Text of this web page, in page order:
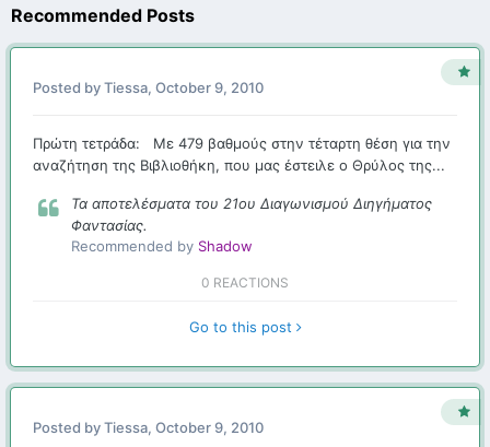
Recommended Posts
Posted byTiessa, October 9, 2010
Πρώτη τετράδα: Με 479 βαθμούς στην τέταρτη θέση για την
αναζήτηση της Βιβλιοθήκη, που μας έστειλε ο Θρύλος της...
Τα αποτελέσματα του 21ου Διαγωνισμού Διηγήματος
Φαντασίας.
Recommended by Shadow
0 REACTIONS
Go to this post
Posted byTiessa, October 9, 2010